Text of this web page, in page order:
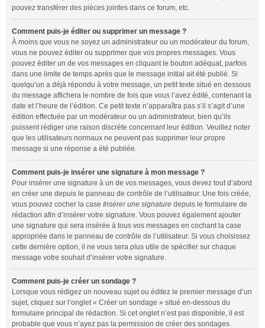
pouvez transférer des pièces jointes dans ce forum, etc.
Comment puis-je éditer ou supprimer un message ?
À moins que vous ne soyez un administrateur ou un modérateur du forum,
vous ne pouvez éditer ou supprimer que vos propres messages. Vous
pouvez éditer un de vos messages en cliquant le bouton adéquat, parfois
dans une limite de temps après que le message initial ait été publié. Si
quelqu’un a déjà répondu à votre message, un petit texte situé en dessous
du message affichera le nombre de fois que vous l’avez édité, contenant la
date et l’heure de l’édition. Ce petit texte n’apparaîtra pas s’il s’agit d’une
édition effectuée par un modérateur ou un administrateur, bien qu’ils
puissent rédiger une raison discrète concernant leur édition. Veuillez noter
que les utilisateurs normaux ne peuvent pas supprimer leur propre
message si une réponse a été publiée.
Comment puis-je insérer une signature à mon message ?
Pour insérer une signature à un de vos messages, vous devez tout d’abord
en créer une depuis le panneau de contrôle de l’utilisateur. Une fois créée,
vous pouvez cocher la case Insérer une signature depuis le formulaire de
rédaction afin d’insérer votre signature. Vous pouvez également ajouter
une signature qui sera insérée à tous vos messages en cochant la case
appropriée dans le panneau de contrôle de l’utilisateur. Si vous choisissez
cette dernière option, il ne vous sera plus utile de spécifier sur chaque
message votre souhait d’insérer votre signature.
Comment puis-je créer un sondage ?
Lorsque vous rédigez un nouveau sujet ou éditez le premier message d’un
sujet, cliquez sur l’onglet « Créer un sondage » situé en-dessous du
formulaire principal de rédaction. Si cet onglet n’est pas disponible, il est
probable que vous n’ayez pas la permission de créer des sondages.